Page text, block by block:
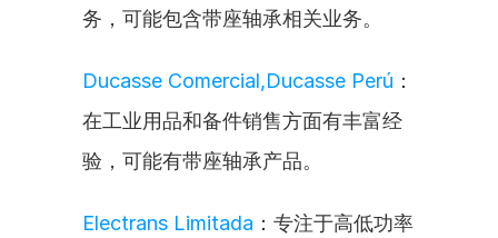
务，可能包含带座轴承相关业务。
Ducasse Comercial,Ducasse Perú ：
在工业用品和备件销售方面有丰富经
验，可能有带座轴承产品。
Electrans Limitada ：专注于高低功率